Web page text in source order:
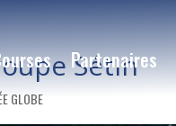
Partenaires
Sétin
GLOBE